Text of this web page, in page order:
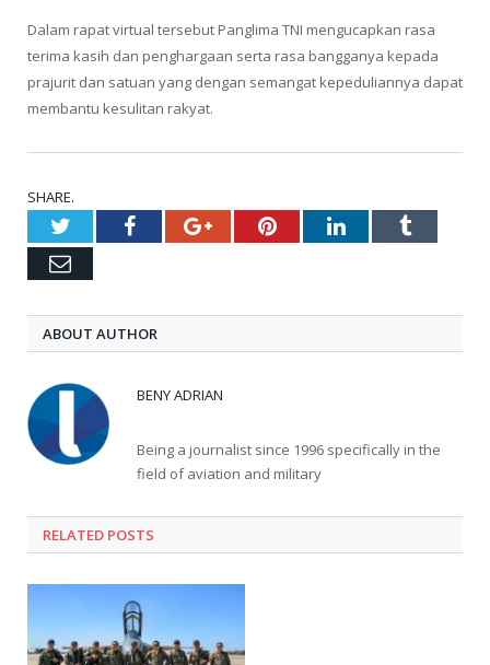
Dalam rapat virtual tersebut Panglima TNI mengucapkan rasa
terima kasih dan penghargaan serta rasa bangganya kepada
prajurit dan satuan yang dengan semangat kepeduliannya dapat
membantu kesulitan rakyat.
SHARE.
TwitterFacebookGoogle+PinterestLinkedInTumblr
Email
ABOUT AUTHOR
BENY ADRIAN
Being a journalist since 1996 specifically in the
field of aviation and military
RELATED POSTS